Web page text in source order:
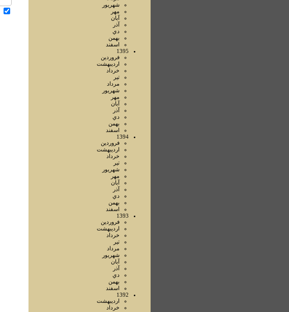
شهريور
مهر
آبان
آذر
دي
بهمن
اسفند
1395
فروردين
ارديبهشت
خرداد
تير
مرداد
شهريور
مهر
آبان
آذر
دي
بهمن
اسفند
1394
فروردين
ارديبهشت
خرداد
تير
شهريور
مهر
آبان
آذر
دي
بهمن
اسفند
1393
فروردين
ارديبهشت
خرداد
تير
مرداد
شهريور
آبان
آذر
دي
بهمن
اسفند
1392
ارديبهشت
خرداد